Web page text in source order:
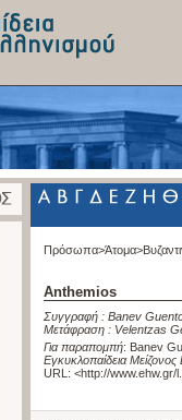
Πρόσωπα>Άτομα>
Anthemios
Συγγραφή : Banev
Μετάφραση : Velentzas
Για παραπομπή: Banev
Εγκυκλοπαίδεια
URL: <http://www.ehw.gr/